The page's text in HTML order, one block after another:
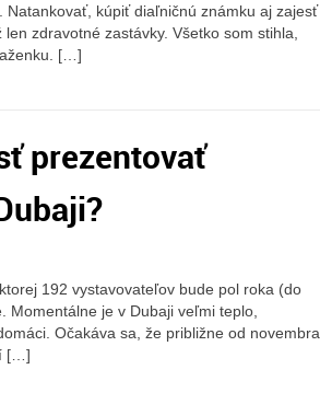
kúpiť diaľničnú známku aj zajesť
zdravotné zastávky. Všetko som stihla,
[…]
prezentovať
192 vystavovateľov bude pol roka (do
je v Dubaji veľmi teplo,
Očakáva sa, že približne od novembra
[…]